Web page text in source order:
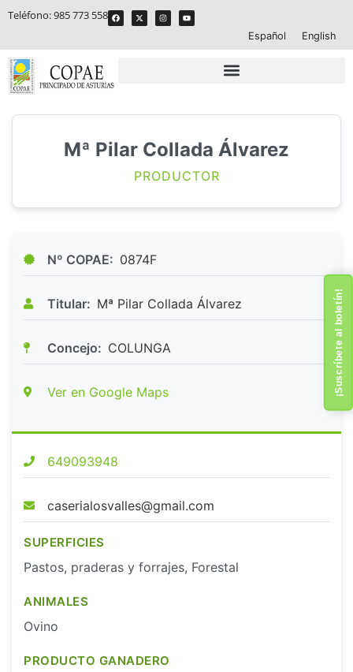
Teléfono:985 773 558
Español English
Mª Pilar Collada Álvarez
PRODUCTOR
Nº COPAE: 0874F
Titular: Mª Pilar Collada Álvarez
Concejo: COLUNGA
Ver en Google Maps
649093948
caserialosvalles@gmail.com
SUPERFICIES
Pastos, praderas y forrajes, Forestal
ANIMALES
Ovino
PRODUCTO GANADERO
¡Suscríbete al boletín!